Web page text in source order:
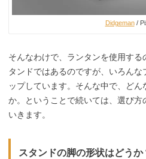
Didgeman/
そんなわけで、ランタンを使用す
タンドではあるのですが、いろん
ップしています。そんな中で、ど
か。ということで続いては、選び
いきます。
スタンドの脚の形状はどうか